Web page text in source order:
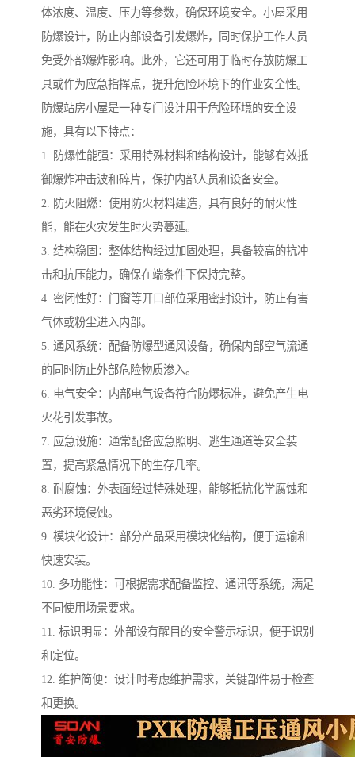
体浓度、温度、压力等参数，确保环境安全。小屋采用
防爆设计，防止内部设备引发爆炸，同时保护工作人员
免受外部爆炸影响。此外，它还可用于临时存放防爆工
具或作为应急指挥点，提升危险环境下的作业安全性。
防爆站房小屋是一种专门设计用于危险环境的安全设
施，具有以下特点：
1. 防爆性能强：采用特殊材料和结构设计，能够有效抵
御爆炸冲击波和碎片，保护内部人员和设备安全。
2. 防火阻燃：使用防火材料建造，具有良好的耐火性
能，能在火灾发生时火势蔓延。
3. 结构稳固：整体结构经过加固处理，具备较高的抗冲
击和抗压能力，确保在端条件下保持完整。
4. 密闭性好：门窗等开口部位采用密封设计，防止有害
气体或粉尘进入内部。
5. 通风系统：配备防爆型通风设备，确保内部空气流通
的同时防止外部危险物质渗入。
6. 电气安全：内部电气设备符合防爆标准，避免产生电
火花引发事故。
7. 应急设施：通常配备应急照明、逃生通道等安全装
置，提高紧急情况下的生存几率。
8. 耐腐蚀：外表面经过特殊处理，能够抵抗化学腐蚀和
恶劣环境侵蚀。
9. 模块化设计：部分产品采用模块化结构，便于运输和
快速安装。
10. 多功能性：可根据需求配备监控、通讯等系统，满足
不同使用场景要求。
11. 标识明显：外部设有醒目的安全警示标识，便于识别
和定位。
12. 维护简便：设计时考虑维护需求，关键部件易于检查
和更换。